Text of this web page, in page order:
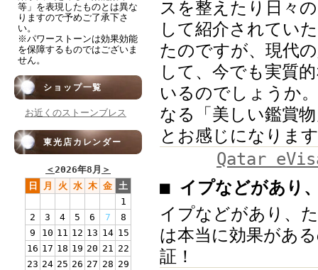
等」を表現したものとは異な
りますので予めご了承下さ
い。
※パワーストーンは効果効能
を保障するものではございま
せん。
ショップ一覧
お近くのストーンブレス
東光店カレンダー
＜2026年8月 ＞
日
月 火 水 木 金 土
1
2
3 4 5 6 7
8
9
10 11 12 13 14 15
16 17 18 19 20 21 22
23 24 25 26 27 28 29
スを整えたり日々
して紹介されてい
たのですが、現代
して、今でも実質
いるのでしょうか
なる「美しい鑑賞
とお感じになりま
Qatar
■ イプなどがあり
イプなどがあり、
は本当に効果があ
証！